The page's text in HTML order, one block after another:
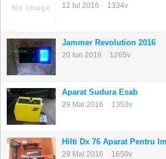
12 Iul 2016 1334v
Jammer Revolution 2016
20 Iun 2016 1265v
Aparat Sudura Esab
29 Mai 2016 1353v
29 Mai 2016 1650v